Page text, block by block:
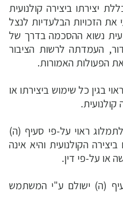
יצירתו ביצירה קולנועית
את הזכויות הבלעדיות לנצל
נשוא ההסכמה בדרך של
העמדתה לרשות הציבור
הפעולות האמורות.
בגין כל שימוש ביצירתו או
ראוי על-פי סעיף (ה)
הקולנועית והיא אינה
או על-פי דין.
(ה) ישולם ע"י המשתמש